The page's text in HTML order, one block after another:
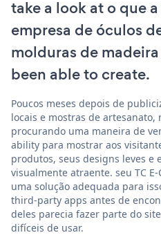
take a look at o que
empresa de óculos
molduras de
been able to create.
Poucos meses depois de
locais e mostras de artesanato,
procurando uma maneira de
ability para mostrar aos
produtos, seus designs leves e
visualmente atraente. seu TC
uma solução adequada para
third-party apps antes de
deles parecia fazer parte do
difíceis de usar.